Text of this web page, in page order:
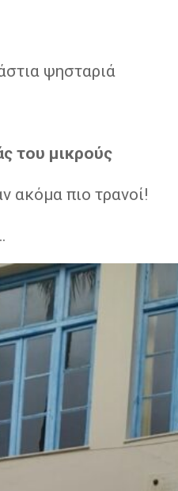
ψησταριά
του μικρούς
ακόμα πιο τρανοί!